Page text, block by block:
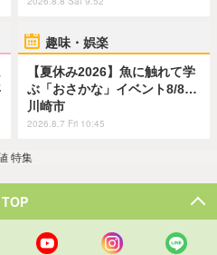
趣味・娯楽
【夏休み2026】魚に触れて学
ぶ「おさかな」イベント8/8…
川崎市
2026.8.7 Fri 10:45
特集
TOP